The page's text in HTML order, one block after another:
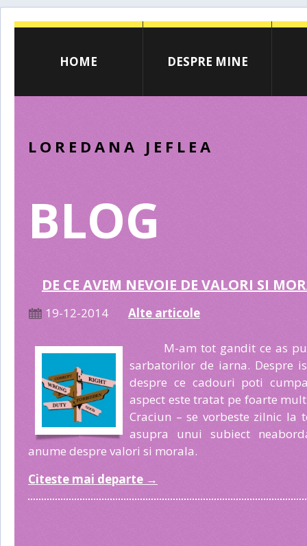
HOME DESPRE MINE
LOREDANA JEFLEA
BLOG
DE CE AVEM NEVOIE DE VALORI SI
19-12-2014 Alte articole
M-am tot gandit ce as
sarbatorilor de iarna. Despre
despre ce cadouri poti
aspect este tratat pe foarte
Craciun – se vorbeste zilnic la
asupra unui subiect
anume despre valori si morala.
Citeste mai departe →